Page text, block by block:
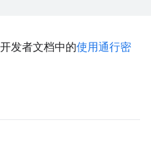
发者文档中的使用通行密